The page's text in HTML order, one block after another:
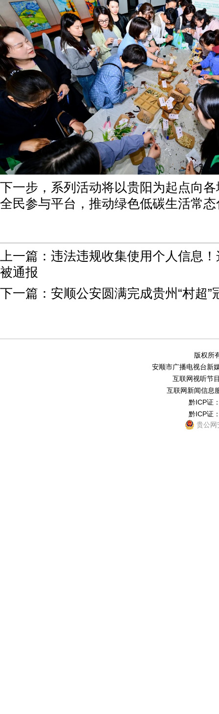
下一步，系列活动将以贵阳为起点向
全民参与平台，推动绿色低碳生活常
上一篇： 违法违规收集使用个人信息
被通报
下一篇： 安顺公安圆满完成贵州“村超”
版权所
安顺市广播电视台新
互联网视听节
互联网新闻信息
黔ICP证
黔ICP证
贵公